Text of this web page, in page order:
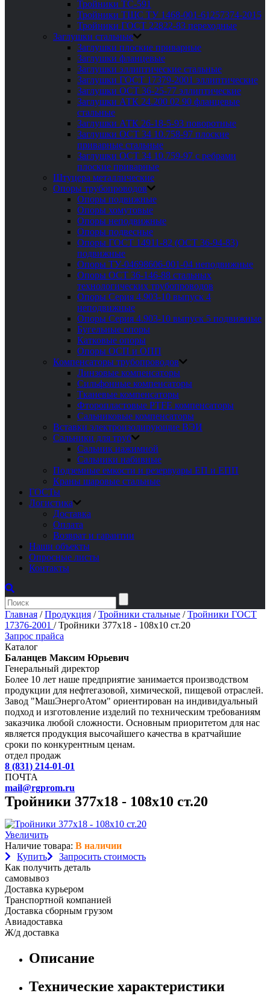
Тройники ТС-591
Тройники ТШС ТУ 1468-001-61257374-2015
Тройники ГОСТ 22822-83 переходные
Заглушки стальные
Заглушки плоские приварные
Заглушки фланцевые
Заглушки эллиптические стальные
Заглушки ГОСТ 17379-2001 эллиптические
Заглушки ОСТ 36-25-77 эллиптические
Заглушки АТК 24.200 02 90 фланцевые
стальные
Заглушки АТК 26-18-5-93 поворотные
Заглушки ОСТ 34 10.758-97 плоские
приварные стальные
Заглушки ОСТ 34 10.759-97 с ребрами
плоские приварные
Штуцера металлические
Опоры трубопроводов
Опоры подвижные
Опоры хомутовые
Опоры неподвижные
Опоры подвесные
Опоры ГОСТ 14911-82 (ОСТ 36-94-83)
подвижные
Опоры ТУ-04698606-001-04 неподвижные
Опоры ОСТ 36-146-88 стальных
технологических трубопроводов
Опоры Серия 4.903-10 выпуск 4
неподвижные
Опоры Серия 4.903-10 выпуск 5 подвижные
Бугельные опоры
Катковые опоры
Опоры ОСП и ОПП
Компенсаторы трубопроводов
Линзовые компенсаторы
Сильфонные компенсаторы
Тканевые компенсаторы
Фторопластовые PTFE компенсаторы
Сальниковые компенсаторы
Вставки электроизолирующие ВЭИ
Сальники для труб
Сальник нажимной
Сальники набивные
Подземные емкости и резервуары ЕП и ЕПП
Краны шаровые стальные
ГОСТы
Логистика
Доставка
Оплата
Возврат и гарантии
Наши объекты
Опросные листы
Контакты
Главная /Продукция /Тройники стальные /Тройники ГОСТ
17376-2001 /Тройники 377х18 - 108х10 ст.20
Запрос прайса
Каталог
Баланцев Максим Юрьевич
Генеральный директор
Более 10 лет наше предприятие занимается производством
продукции для нефтегазовой, химической, пищевой отраслей.
Завод "МашЭнергоАтом" ориентирован на индивидуальный
подход и изготовление изделий по техническим требованиям
заказчика любой сложности. Основным приоритетом для нас
является продукция высочайшего качества в кратчайшие
сроки по конкурентным ценам.
отдел продаж
8 (831) 214-01-01
ПОЧТА
mail@rgprom.ru
Тройники 377х18 - 108х10 ст.20
Увеличить
Наличие товара: В наличии
Купить
Запросить стоимость
Как получить деталь
самовывоз
Доставка курьером
Транспортной компанией
Доставка сборным грузом
Авиадоставка
Ж/д доставка
Описание
Технические характеристики